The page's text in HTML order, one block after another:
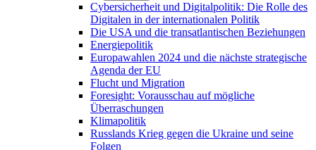
Cybersicherheit und Digitalpolitik: Die Rolle des
Digitalen in der internationalen Politik
Die USA und die transatlantischen Beziehungen
Energiepolitik
Europawahlen 2024 und die nächste strategische
Agenda der EU
Flucht und Migration
Foresight: Vorausschau auf mögliche
Überraschungen
Klimapolitik
Russlands Krieg gegen die Ukraine und seine
Folgen